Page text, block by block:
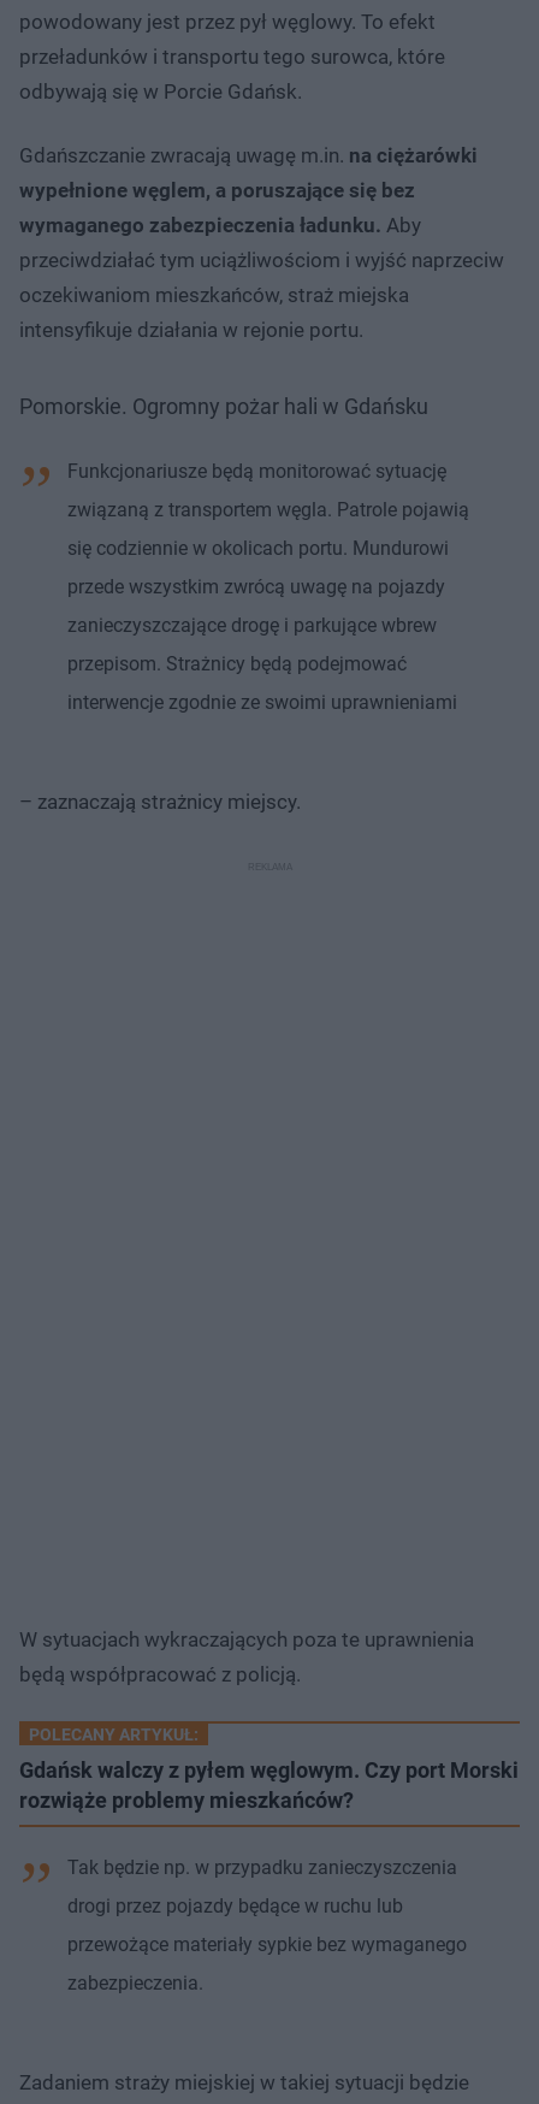
powodowany jest przez pył węglowy. To efekt
przeładunków i transportu tego surowca, które
odbywają się w Porcie Gdańsk.
Gdańszczanie zwracają uwagę m.in. na ciężarówki
wypełnione węglem, a poruszające się bez
wymaganego zabezpieczenia ładunku. Aby
przeciwdziałać tym uciążliwościom i wyjść naprzeciw
oczekiwaniom mieszkańców, straż miejska
intensyfikuje działania w rejonie portu.
Pomorskie. Ogromny pożar hali w Gdańsku
Funkcjonariusze będą monitorować sytuację
związaną z transportem węgla. Patrole pojawią
się codziennie w okolicach portu. Mundurowi
przede wszystkim zwrócą uwagę na pojazdy
zanieczyszczające drogę i parkujące wbrew
przepisom. Strażnicy będą podejmować
interwencje zgodnie ze swoimi uprawnieniami
– zaznaczają strażnicy miejscy.
W sytuacjach wykraczających poza te uprawnienia
będą współpracować z policją.
POLECANY ARTYKUŁ:
Gdańsk walczy z pyłem węglowym. Czy port Morski
rozwiąże problemy mieszkańców?
Tak będzie np. w przypadku zanieczyszczenia
drogi przez pojazdy będące w ruchu lub
przewożące materiały sypkie bez wymaganego
zabezpieczenia.
Zadaniem straży miejskiej w takiej sytuacji będzie